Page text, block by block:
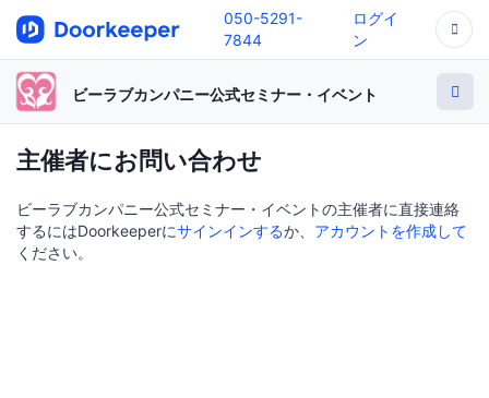
050-5291-
7844
ログイ
ン
ビーラブカンパニー公式セミナー・イベント
主催者にお問い合わせ
ビーラブカンパニー公式セミナー・イベントの主催者に直接連絡
するにはDoorkeeperにサインインするか、 アカウントを作成して
ください。